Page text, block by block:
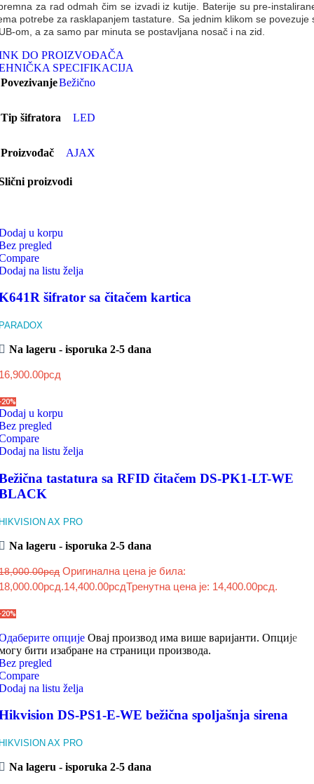
za rad odmah čim se izvadi iz kutije. Baterije su pre-
potrebe za rasklapanjem tastature. Sa jednim klikom se povezuje
om, a za samo par minuta se postavljana nosač i na zid.
DO PROIZVOĐAČA
SPECIFIKACIJA
PovezivanjeBežično
Tip šifratora LED
Proizvođač AJAX
proizvodi
u korpu
pregled
na listu želja
šifrator sa čitačem kartica
Na lageru - isporuka 2-5 dana
рсд
u korpu
pregled
na listu želja
tastatura sa RFID čitačem DS-PK1-LT-WE
AX PRO
Na lageru - isporuka 2-5 dana
рсд Оригинална цена је била:
14,400.00рсдТренутна цена је: 14,400.00рсд.
опције Овај производ има више варијанти. Опције
бити изабране на страници производа.
pregled
na listu želja
DS-PS1-E-WE bežična spoljašnja sirena
AX PRO
Na lageru - isporuka 2-5 dana